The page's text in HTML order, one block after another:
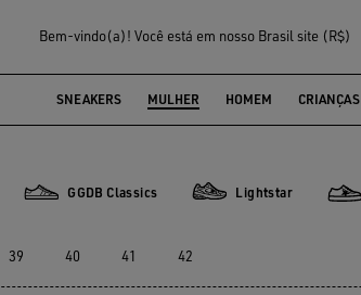
Bem-vindo(a)! Você está em nosso Brasil site (R$)
SNEAKERS MULHER HOMEM CRIANÇAS
GGDB Classics Lightstar
39 40 41 42